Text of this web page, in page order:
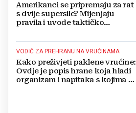
Amerikanci se pripremaju za rat
s dvije supersile? Mijenjaju
pravila i uvode taktičko
VODIČ ZA PREHRANU NA VRUĆINAMA
Kako preživjeti paklene vrućine:
Ovdje je popis hrane koja hladi
organizam i napitaka s kojima si